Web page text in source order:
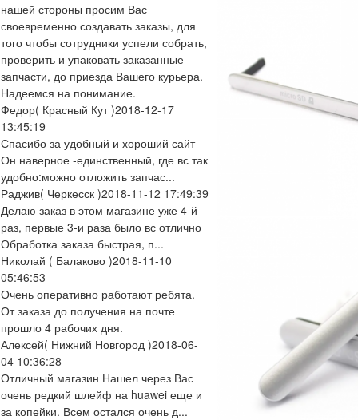
нашей стороны просим Вас
своевременно создавать заказы, для
того чтобы сотрудники успели собрать,
проверить и упаковать заказанные
запчасти, до приезда Вашего курьера.
Надеемся на понимание.
Федор( Красный Кут )2018-12-17
13:45:19
Спасибо за удобный и хороший сайт
Он наверное -единственный, где вс так
удобно:можно отложить запчас...
Раджив( Черкесск )2018-11-12 17:49:39
Делаю заказ в этом магазине уже 4-й
раз, первые 3-и раза было вс отлично
Обработка заказа быстрая, п...
Николай ( Балаково )2018-11-10
05:46:53
Очень оперативно работают ребята.
От заказа до получения на почте
прошло 4 рабочих дня.
Алексей( Нижний Новгород )2018-06-
04 10:36:28
Отличный магазин Нашел через Вас
очень редкий шлейф на huawei еще и
за копейки. Всем остался очень д...